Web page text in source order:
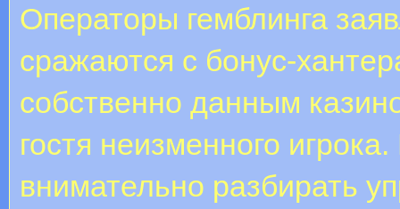
Операторы гемблинга
сражаются с бонус-
собственно данным
гостя неизменного
внимательно разбирать